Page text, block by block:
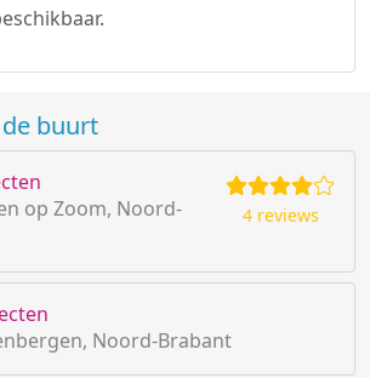
buurt
op Zoom, Noord-
4 reviews
Noord-Brabant